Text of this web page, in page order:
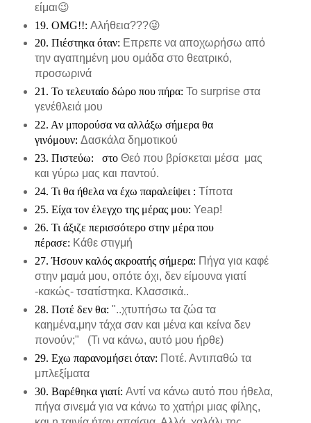
είμαι😉
19. OMG!!: Αλήθεια???😜
20. Πιέστηκα όταν: Επρεπε να αποχωρήσω από
την αγαπημένη μου ομάδα στο θεατρικό,
προσωρινά
21. Το τελευταίο δώρο που πήρα: Το surprise στα
γενέθλειά μου
22. Αν μπορούσα να αλλάξω σήμερα θα
γινόμουν: Δασκάλα δημοτικού
23. Πιστεύω: στο Θεό που βρίσκεται μέσα μας
και γύρω μας και παντού.
24. Τι θα ήθελα να έχω παραλείψει : Τίποτα
25. Είχα τον έλεγχο της μέρας μου: Yeap!
26. Τι άξιζε περισσότερο στην μέρα που
πέρασε: Κάθε στιγμή
27. Ήσουν καλός ακροατής σήμερα: Πήγα για καφέ
στην μαμά μου, οπότε όχι, δεν είμουνα γιατί
-κακώς- τσατίστηκα. Κλασσικά..
28. Ποτέ δεν θα: "..χτυπήσω τα ζώα τα
καημένα,μην τάχα σαν και μένα και κείνα δεν
πονούν;" (Τι να κάνω, αυτό μου ήρθε)
29. Εχω παρανομήσει όταν: Ποτέ. Αντιπαθώ τα
μπλεξίματα
30. Βαρέθηκα γιατί: Αντί να κάνω αυτό που ήθελα,
πήγα σινεμά για να κάνω το χατήρι μιας φίλης,